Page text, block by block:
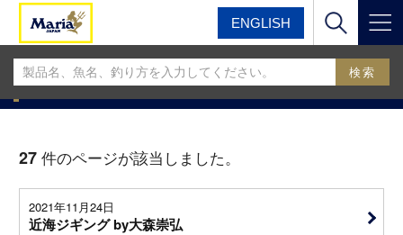
ENGLISH
マリア マリアフィールドスタッフブログ
MariaフィールドスタッフBLOG
27 件のページが該当しました。
2021年11月24日
近海ジギング by大森崇弘